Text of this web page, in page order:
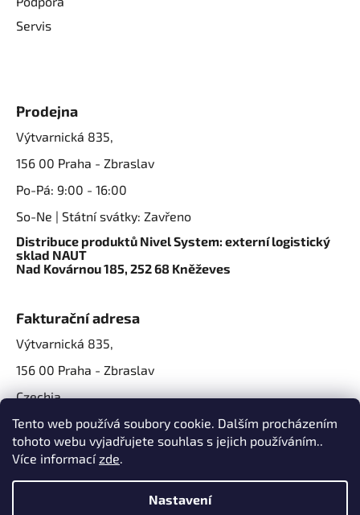
Tento web používá soubory cookie. Dalším procházením
tohoto webu vyjadřujete souhlas s jejich používáním..
Více informacízde.
Nastavení
Servis
Prodejna
Výtvarnická 835,
156 00 Praha - Zbraslav
Po-Pá: 9:00 - 16:00
So-Ne | Státní svátky: Zavřeno
Distribuce produktů Nivel System: externí logistický
sklad NAUT
Nad Kovárnou 185, 252 68 Kněževes
Fakturační adresa
Výtvarnická 835,
156 00 Praha - Zbraslav
Czechia
IČO: 07724861
IČ DPH: CZ07724861